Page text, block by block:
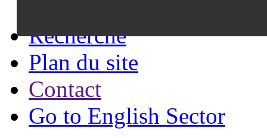
Recherche
Plan du site
Contact
Go to English Sector